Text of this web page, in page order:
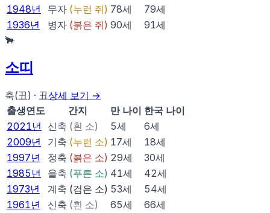
1948년 무자 (누런 쥐) 78세 79세
1936년 병자 (붉은 쥐) 90세 91세
🐂
소띠
축(丑) · 丑상세 보기 →
출생연도
간지 만 나이 한국 나이
2021년 신축 (흰 소) 5세 6세
2009년 기축 (누런 소) 17세 18세
1997년 정축 (붉은 소) 29세 30세
1985 년 을축 (푸른 소) 41세 42세
1973년 계축 (검은 소) 53세 54세
1961년 신축 (흰 소) 65세 66세